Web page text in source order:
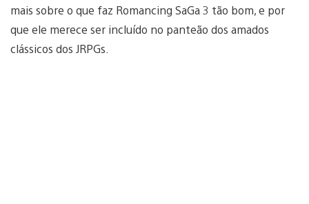
mais sobre o que faz Romancing SaGa 3 tão bom, e por
que ele merece ser incluído no panteão dos amados
clássicos dos JRPGs.